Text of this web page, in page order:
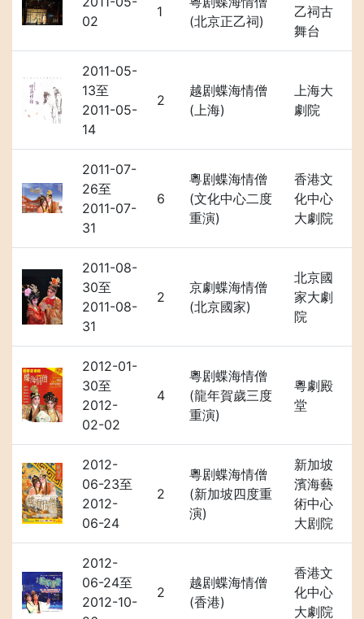
02
1
(北京正乙祠)
乙祠古
舞台
2011-05-
13至
2011-05-
14
2
越剧蝶海情僧
(上海)
上海大
劇院
2011-07-
26至
2011-07-
31
6
粵剧蝶海情僧
(文化中心二度
重演)
香港文
化中心
大劇院
2011-08-
30至
2011-08-
31
2
京劇蝶海情僧
(北京國家)
北京國
家大劇
院
2012-01-
30至
2012-
02-02
4
粵剧蝶海情僧
(龍年賀歲三度
重演)
粵劇殿
堂
2012-
06-23至
2012-
06-24
2
粵剧蝶海情僧
(新加坡四度重
演)
新加坡
濱海藝
術中心
大剧院
2012-
06-24至
2012-10-
2
越剧蝶海情僧
(香港)
香港文
化中心
大劇院